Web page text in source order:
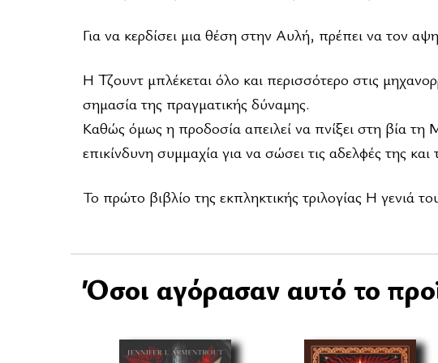
Για να κερδίσει μια θέση στην Αυλή, πρέπει να τον
Η Τζουντ μπλέκεται όλο και περισσότερο στις
σημασία της πραγματικής δύναμης.
Καθώς όμως η προδοσία απειλεί να πνίξει στη βία τη
επικίνδυνη συμμαχία για να σώσει τις αδελφές της
Το πρώτο βιβλίο της εκπληκτικής τριλογίας Η γενιά
Όσοι αγόρασαν αυτό το